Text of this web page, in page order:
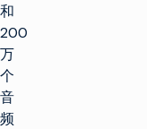
和
200
万
个
音
频